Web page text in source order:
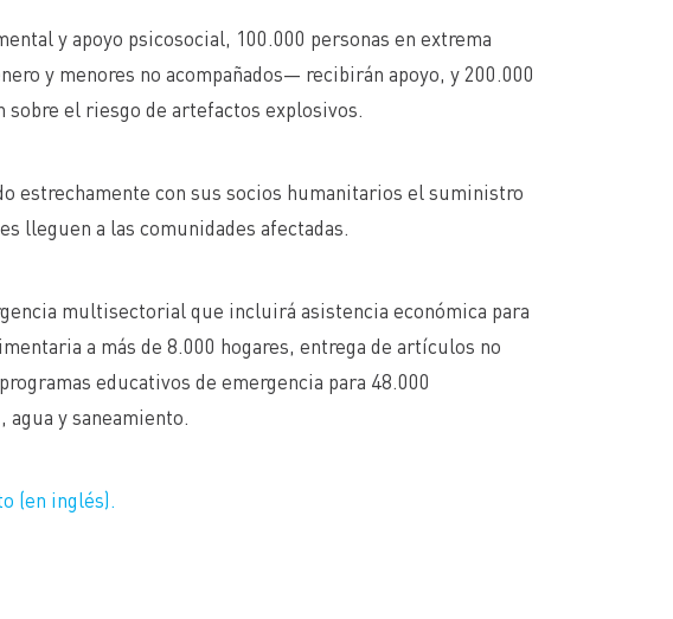
y apoyo psicosocial, 100.000 personas en extrema
y menores no acompañados— recibirán apoyo, y 200.000
sobre el riesgo de artefactos explosivos.
estrechamente con sus socios humanitarios el suministro
lleguen a las comunidades afectadas.
multisectorial que incluirá asistencia económica para
a más de 8.000 hogares, entrega de artículos no
educativos de emergencia para 48.000
y saneamiento.
(en inglés).